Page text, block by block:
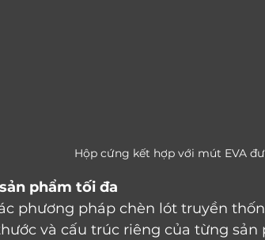
Hộp cứng kết hợp với mút EVA
phẩm tối đa
phương pháp chèn lót truyền
và cấu trúc riêng của từng sản